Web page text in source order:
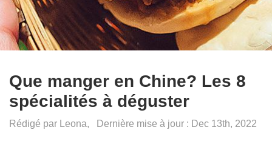
Que manger en Chine? Les 8
spécialités à déguster
Rédigé par Leona, Dernière mise à jour : Dec 13th, 2022